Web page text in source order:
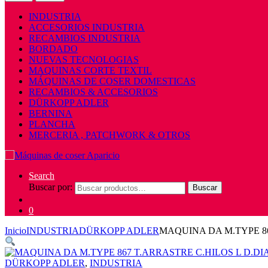
INDUSTRIA
ACCESORIOS INDUSTRIA
RECAMBIOS INDUSTRIA
BORDADO
NUEVAS TECNOLOGIAS
MAQUINAS CORTE TEXTIL
MÁQUINAS DE COSER DOMESTICAS
RECAMBIOS & ACCESORIOS
DÜRKOPP ADLER
BERNINA
PLANCHA
MERCERIA , PATCHWORK & OTROS
Search
Buscar por:
Buscar
0
InicioINDUSTRIADÜRKOPP ADLERMAQUINA DA M.TYPE
DÜRKOPP ADLER, INDUSTRIA